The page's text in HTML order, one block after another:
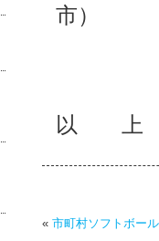
市）
以 上
« 市町村ソフトボー